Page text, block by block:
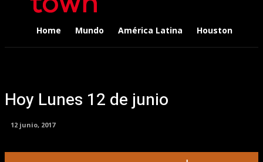
Home Mundo América Latina Houston
Hoy Lunes 12 de junio
12 junio, 2017